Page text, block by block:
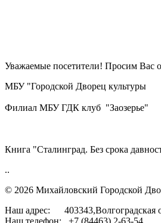
Уважаемые посетители! Просим Вас
МБУ "Городской Дворец культуры
Филиал МБУ ГДК клуб "Заозерье"
Книга "Сталинград. Без срока
..
© 2026 Михайловский Городской
Наш адрес: 403343,Волгоградская
Наш телефон: +7 (84463) 2-63-54